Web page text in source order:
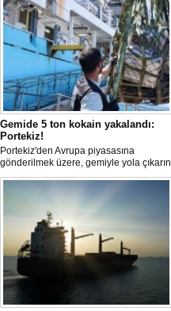
Gemide 5 ton kokain yakalandı:
Portekiz!
Portekiz'den Avrupa piyasasına
gönderilmek üzere, gemiyle yola çıkarın
5 ton kokain, Portekiz polisi ile Portekiz
operasyonuyla durduruldu. Operasyon
kapsamında, gemideki iki yabancı
uyruklu kişi bir gemi mürettebatı
gözaltına alındı.